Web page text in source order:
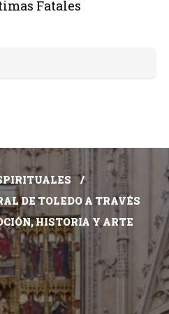
Fatales
DE TOLEDO A TRAVÉS
HISTORIA Y ARTE